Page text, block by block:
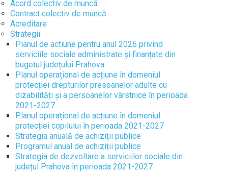
Acord colectiv de muncă
Contract colectiv de muncă
Acreditare
Strategii
Planul de actiune pentru anul 2026 privind
serviciile sociale administrate și finanțate din
bugetul județului Prahova
Planul operațional de acțiune în domeniul
protecției drepturilor presoanelor adulte cu
dizabilități și a persoanelor vârstnice în perioada
2021-2027
Planul operațional de acțiune în domeniul
protecției copilului în perioada 2021-2027
Strategia anuală de achiziții publice
Programul anual de achiziții publice
Strategia de dezvoltare a serviciilor sociale din
județul Prahova în perioada 2021-2027